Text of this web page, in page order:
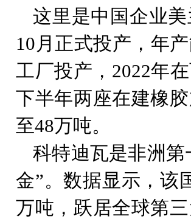
这里是中国企业
10月正式投产，年
工厂投产，2022年
下半年两座在建橡
至48万吨。
科特迪瓦是非洲
金”。数据显示，该
万吨，跃居全球第